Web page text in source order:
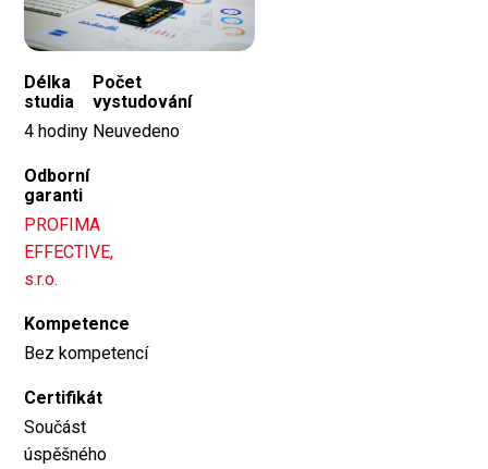
Délka
studia
4 hodiny
Počet
vystudování
Neuvedeno
Odborní
garanti
PROFIMA
EFFECTIVE,
s.r.o.
Kompetence
Bez kompetencí
Certifikát
Součást
úspěšného